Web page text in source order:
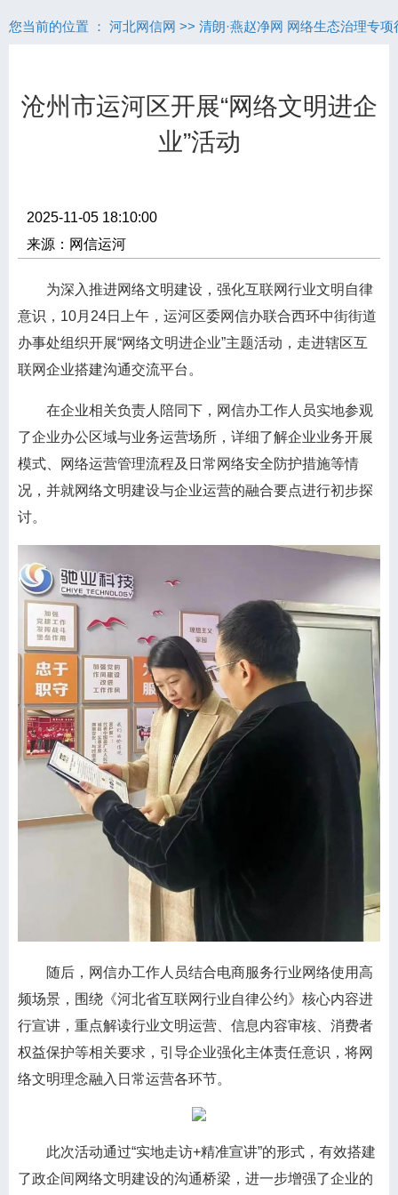
您当前的位置 ： 河北网信网 >> 清朗·燕赵净网 网络生态治理专项
沧州市运河区开展“网络文明进企
业”活动
2025-11-05 18:10:00
来源：网信运河
为深入推进网络文明建设，强化互联网行业文明自律
意识，10月24日上午，运河区委网信办联合西环中街街道
办事处组织开展“网络文明进企业”主题活动，走进辖区互
联网企业搭建沟通交流平台。
在企业相关负责人陪同下，网信办工作人员实地参观
了企业办公区域与业务运营场所，详细了解企业业务开展
模式、网络运营管理流程及日常网络安全防护措施等情
况，并就网络文明建设与企业运营的融合要点进行初步探
讨。
随后，网信办工作人员结合电商服务行业网络使用高
频场景，围绕《河北省互联网行业自律公约》核心内容进
行宣讲，重点解读行业文明运营、信息内容审核、消费者
权益保护等相关要求，引导企业强化主体责任意识，将网
络文明理念融入日常运营各环节。
此次活动通过“实地走访+精准宣讲”的形式，有效搭建
了政企间网络文明建设的沟通桥梁，进一步增强了企业的